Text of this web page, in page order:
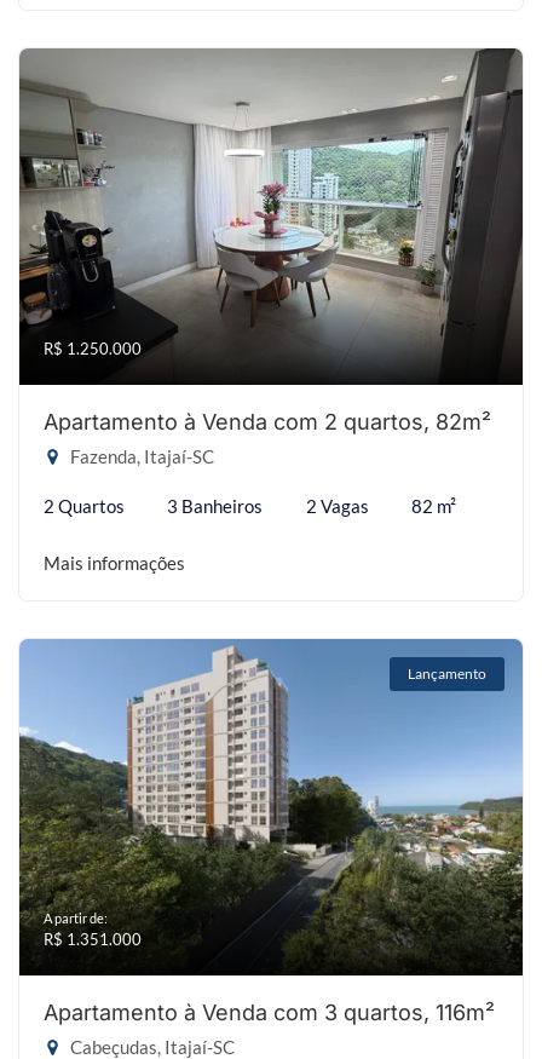
R$ 1.250.000
Apartamento à Venda com 2 quartos, 82m²
Fazenda, Itajaí-SC
2 Quartos 3 Banheiros 2 Vagas 82 m²
Mais informações
Lançamento
A partir de:
R$ 1.351.000
Apartamento à Venda com 3 quartos, 116m²
Cabeçudas, Itajaí-SC